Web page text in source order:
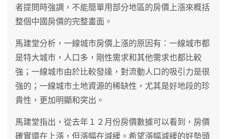
者提問時強調，不能簡單用部分地區的房價上漲來概括
整個中國房價的完整畫面。
馬建堂分析，一線城市房價上漲的原因有：一線城市都
是特大城市，人口多，剛性需求和其他需求也都比較
強；一線城市由於比較發達，對流動人口的吸引力是很
強的；一線城市土地資源的稀缺性，尤其是好地段的珍
貴性，更加明顯和突出。
馬建堂指出，從去年１２月份房價數據可以看到，房價
確實還在上漲，但漲幅在減緩。希望漲幅減緩的好勢頭